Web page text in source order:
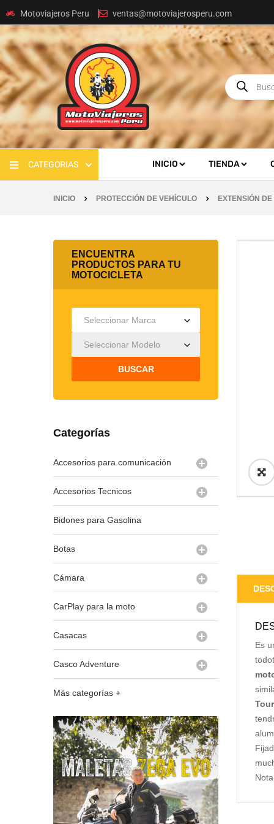
Motoviajeros Peru ventas@motoviajerosperu.com
CATEGORIAS INICIO TIENDA
INICIO PROTECCIÓN DE VEHÍCULO EXTENSIÓN
ENCUENTRA
PRODUCTOS PARA TU
MOTOCICLETA
Seleccionar Marca
Seleccionar Modelo
BUSCAR
Categorías
Accesorios para comunicación
Accesorios Tecnicos
Bidones para Gasolina
Botas
Cámara
CarPlay para la moto
Casacas
Casco Adventure
Más categorías +
Es